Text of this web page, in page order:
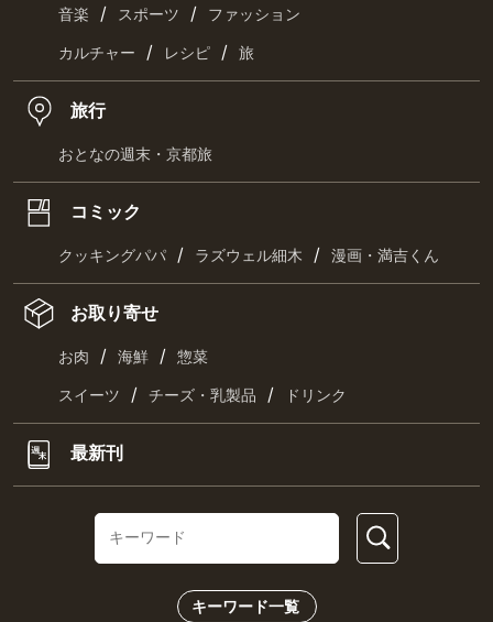
音楽 / スポーツ / ファッション
カルチャー / レシピ / 旅
旅行
おとなの週末・京都旅
コミック
クッキングパパ / ラズウェル細木 / 漫画・満吉くん
お取り寄せ
お肉 / 海鮮 / 惣菜
スイーツ / チーズ・乳製品 / ドリンク
最新刊
キーワード一覧